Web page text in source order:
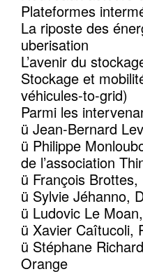
Plateformes
La riposte des
uberisation
L’avenir du
Stockage et
véhicules-to-grid)
Parmi les
ü Jean-Bernard
ü Philippe
de l’association
ü François
ü Sylvie Jéhanno,
ü Ludovic Le
ü Xavier Caîtucoli,
ü Stéphane
Orange